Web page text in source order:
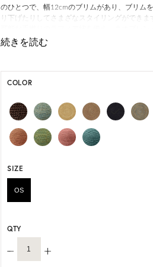
のひとつで、幅12cmのブリムがあり、ブリム
り下げたりしてさまざなスタイリングができま
って快適なかぶり心地を実現します。また丸め
完成するProvenceは、ヘレンカミンスキーのア
つ高度な技術を体現しています。
「Provence 12」は一部仕様が変更になります。
変更前:ネオプレンインナーバンド
オーダーをいただいたタイミングによって、上
お届けになりますこと、予めご了承ください。
ONE SIZE展開の商品:ONE SIZE 57.5cm
M, L 展開の商品:M 57.5cm, L 59.5cm
HAT BOX に収納できない商品です。
COLOR
SIZE
OS
QTY